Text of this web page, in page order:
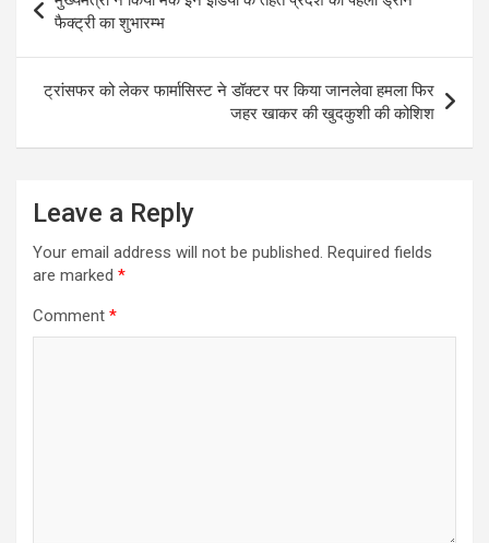
navigation
फैक्ट्री का शुभारम्भ
ट्रांसफर को लेकर फार्मासिस्ट ने डॉक्टर पर किया जानलेवा हमला फिर
जहर खाकर की खुदकुशी की कोशिश
Leave a Reply
Your email address will not be published. Required fields
are marked *
Comment *